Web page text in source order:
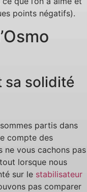
points négatifs).
sa solidité
partis dans
compte des
ne vous cachons pas
lorsque nous
sur le stabilisateur
pas comparer